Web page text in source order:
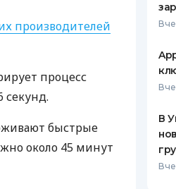
производителей
процесс
секунд.
быстрые
около 45 минут
В